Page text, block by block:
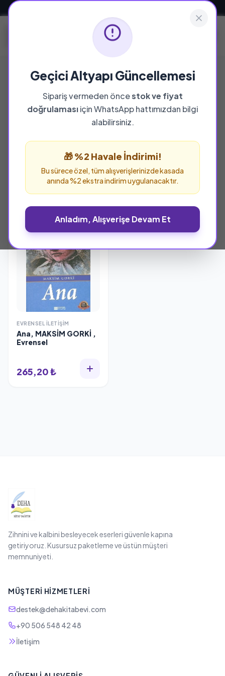
Geçici Altyapı Güncellemesi
Sipariş vermeden öncestok ve fiyat
doğrulamasıiçin WhatsApp hattımızdan bilgi
alabilirsiniz.
🎁 %2 Havale İndirimi!
Bu sürece özel, tüm alışverişlerinizde kasada
anında %2 ekstra indirim uygulanacaktır.
Anladım, Alışverişe Devam Et
YAYINEVI
Evrensel İletişim
Evrensel İletişim yayınevine ait tüm eserleri bu
sayfada inceleyebilir ve güvenle sipariş
EVRENSEL İLETIŞIM
Ana, MAKSİM GORKİ ,
Evrensel
265,20 ₺
Zihnini ve kalbini besleyecek eserleri güvenle kapına
getiriyoruz. Kusursuz paketleme ve üstün müşteri
memnuniyeti.
MÜŞTERI HIZMETLERI
destek@dehakitabevi.com
+90 506 548 42 48
İletişim